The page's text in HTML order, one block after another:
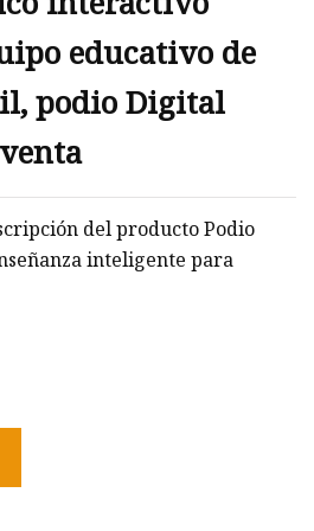
educativo de
podio Digital
del producto Podio
inteligente para